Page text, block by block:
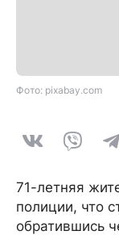
Фото: pixabay.com
71-летняя
полиции, что
обратившись